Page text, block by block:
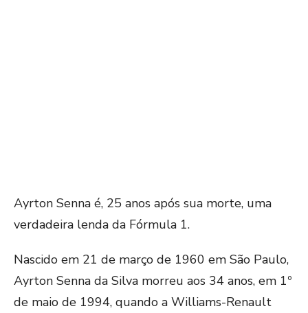
Ayrton Senna é, 25 anos após sua morte, uma
verdadeira lenda da Fórmula 1.
Nascido em 21 de março de 1960 em São Paulo,
Ayrton Senna da Silva morreu aos 34 anos, em 1º
de maio de 1994, quando a Williams-Renault